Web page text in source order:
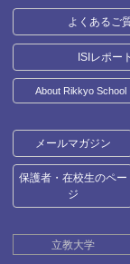
よくあるご
ISIレポート
About Rikkyo School
メールマガジン
保護者・在校生のペー
ジ
立教大学